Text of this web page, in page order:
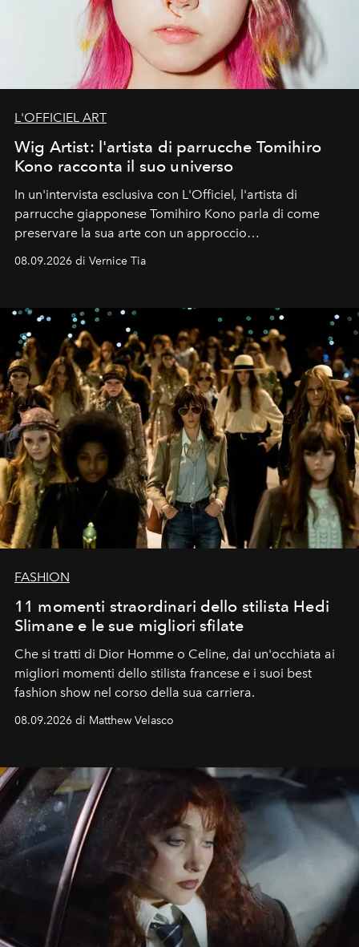
L'OFFICIEL ART
Wig Artist: l'artista di parrucche Tomihiro
Kono racconta il suo universo
In un'intervista esclusiva con L'Officiel , l'artista di
parrucche giapponese Tomihiro Kono parla di come
preservare la sua arte con un approccio
contemporaneo.
08.09.2026 di Vernice Tia
FASHION
11 momenti straordinari dello stilista Hedi
Slimane e le sue migliori sfilate
Che si tratti di Dior Homme o Celine, dai un'occhiata ai
migliori momenti dello stilista francese e i suoi best
fashion show nel corso della sua carriera.
08.09.2026 di Matthew Velasco